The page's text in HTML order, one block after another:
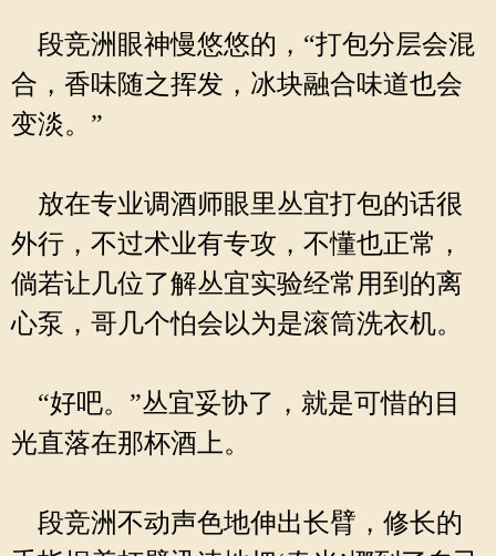
段竞洲眼神慢悠悠的，“打包分层会混
合，香味随之挥发，冰块融合味道也会
变淡。”
放在专业调酒师眼里丛宜打包的话很
外行，不过术业有专攻，不懂也正常，
倘若让几位了解丛宜实验经常用到的离
心泵，哥几个怕会以为是滚筒洗衣机。
“好吧。”丛宜妥协了，就是可惜的目
光直落在那杯酒上。
段竞洲不动声色地伸出长臂，修长的